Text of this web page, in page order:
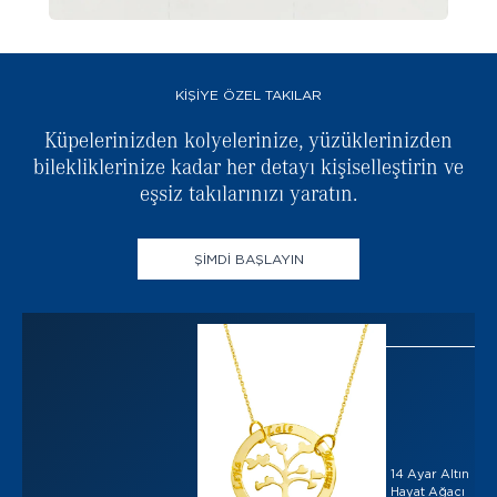
KİŞİYE ÖZEL TAKILAR
Küpelerinizden kolyelerinize, yüzüklerinizden
bilekliklerinize kadar her detayı kişiselleştirin ve
eşsiz takılarınızı yaratın.
ŞİMDİ BAŞLAYIN
14 Ayar Altın
Hayat Ağacı